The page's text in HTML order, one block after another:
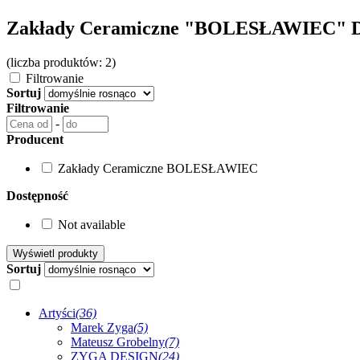
Zakłady Ceramiczne "BOLESŁAWIEC"
(liczba produktów: 2)
Filtrowanie
Sortuj
Filtrowanie
-
Producent
Zakłady Ceramiczne BOLESŁAWIEC
Dostępność
Not available
Sortuj
Artyści(36)
Marek Zyga(5)
Mateusz Grobelny(7)
ZYGA DESIGN(24)